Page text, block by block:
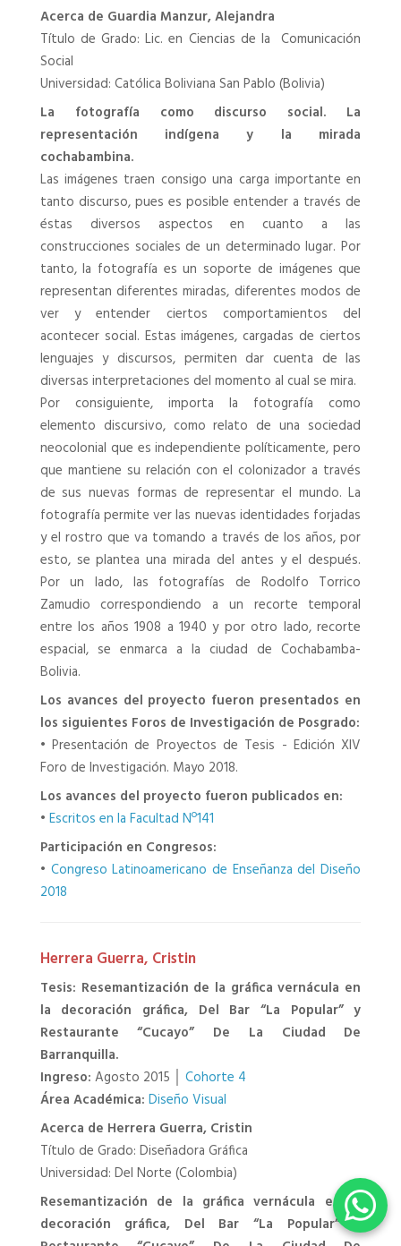
Acerca de Guardia Manzur, Alejandra
Título de Grado: Lic. en Ciencias de la Comunicación
Social
Universidad: Católica Boliviana San Pablo (Bolivia)
La fotografía como discurso social. La
representación indígena y la mirada
cochabambina.
Las imágenes traen consigo una carga importante en
tanto discurso, pues es posible entender a través de
éstas diversos aspectos en cuanto a las
construcciones sociales de un determinado lugar. Por
tanto, la fotografía es un soporte de imágenes que
representan diferentes miradas, diferentes modos de
ver y entender ciertos comportamientos del
acontecer social. Estas imágenes, cargadas de ciertos
lenguajes y discursos, permiten dar cuenta de las
diversas interpretaciones del momento al cual se mira.
Por consiguiente, importa la fotografía como
elemento discursivo, como relato de una sociedad
neocolonial que es independiente políticamente, pero
que mantiene su relación con el colonizador a través
de sus nuevas formas de representar el mundo. La
fotografía permite ver las nuevas identidades forjadas
y el rostro que va tomando a través de los años, por
esto, se plantea una mirada del antes y el después.
Por un lado, las fotografías de Rodolfo Torrico
Zamudio correspondiendo a un recorte temporal
entre los años 1908 a 1940 y por otro lado, recorte
espacial, se enmarca a la ciudad de Cochabamba-
Bolivia.
Los avances del proyecto fueron presentados en
los siguientes Foros de Investigación de Posgrado:
• Presentación de Proyectos de Tesis - Edición XIV
Foro de Investigación. Mayo 2018.
Los avances del proyecto fueron publicados en:
• Escritos en la Facultad Nº141
Participación en Congresos:
• Congreso Latinoamericano de Enseñanza del Diseño
2018
Herrera Guerra, Cristin
Tesis: Resemantización de la gráfica vernácula en
la decoración gráfica, Del Bar “La Popular” y
Restaurante “Cucayo” De La Ciudad De
Barranquilla.
Ingreso: Agosto 2015 │ Cohorte 4
Área Académica: Diseño Visual
Acerca de Herrera Guerra, Cristin
Título de Grado: Diseñadora Gráfica
Universidad: Del Norte (Colombia)
Resemantización de la gráfica vernácula en la
decoración gráfica, Del Bar “La Popular” y